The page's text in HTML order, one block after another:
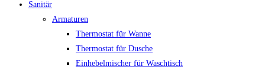
Sanitär
Armaturen
Thermostat für Wanne
Thermostat für Dusche
Einhebelmischer für Waschtisch